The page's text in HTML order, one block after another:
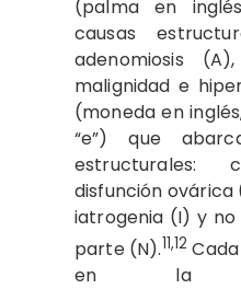
(palma en
causas
adenomiosis
malignidad e
(moneda en
“e”) que
estructurales:
disfunción
iatrogenia (I) y
parte (N).11,12
en la